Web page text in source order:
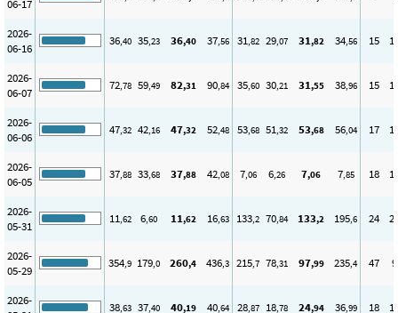
06-17
2026-
06-16
36,40 35,23 36,40 37,56 31,82 29,07 31,82 34,56 15
2026-
06-07
72,78 59,49 82,31 90,84 35,60 30,21 31,55 38,96 15
2026-
06-06
47,32 42,16 47,32 52,48 53,68 51,32 53,68 56,04 17
2026-
06-05
37,88 33,68 37,88 42,08 7,06 6,26 7,06 7,85 18
2026-
05-31
11,62 6,60 11,62 16,63 133,2 70,84 133,2 195,6 24
2026-
05-29
354,9 179,0 260,4 436,3 215,7 78,31 97,99 235,4 47 9
2026-
38,63 37,40 40,19 40,64 28,87 18,78 24,94 36,99 18